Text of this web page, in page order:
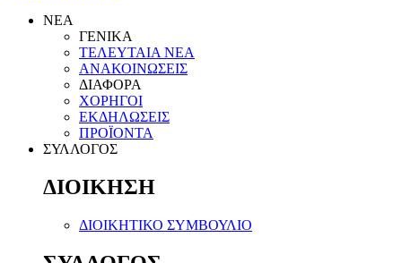
ΝΕΑ
ΓΕΝΙΚΑ
ΤΕΛΕΥΤΑΙΑ ΝΕΑ
ΑΝΑΚΟΙΝΩΣΕΙΣ
ΔΙΑΦΟΡΑ
ΧΟΡΗΓΟΙ
ΕΚΔΗΛΩΣΕΙΣ
ΠΡΟΪΟΝΤΑ
ΣΥΛΛΟΓΟΣ
ΔΙΟΙΚΗΣΗ
ΔΙΟΙΚΗΤΙΚΟ ΣΥΜΒΟΥΛΙΟ